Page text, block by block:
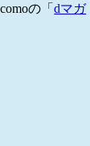
の「dマガ